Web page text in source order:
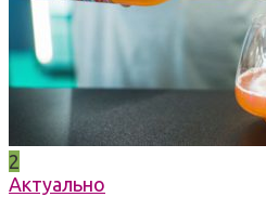
2
Актуально